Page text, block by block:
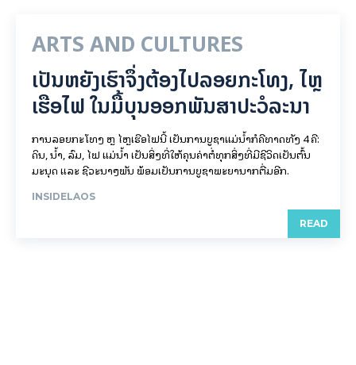
ARTS AND CULTURES
ເປັນ​ຫຍັງ​ເຮົາ​ຈຶ່ງ​ຕ້ອງ​ໄປລອຍ​ກະ​ໂທງ, ໄຫຼ​
ເຮືອ​ໄຟ ໃນ​ມື້​​ບຸນ​ອອກ​ພັນ​ສາ​ປະ​ວໍ​ລະ​ນາ
ການລອຍ​ກະ​ໂທງ ຫຼື ໄຫຼເຮືອໄຟນີ້ ເປັນການບູຊາແມ່ນໍ້າກໍຄືທາດທັງ 4 ຄື:
ດິນ, ນໍ້າ, ລົມ, ໄຟ ແມ່ນໍ້າ ເປັນສິ່ງທີ່ໃຫ້ຄຸນຄ່າຕໍ່ທຸກສິ່ງທີ່ມີຊີວິດເປັນຕົ້ນ
ມະນຸດ ແລະ ຊີວະນາໆພັນ ພ້ອມເປັນການບູຊາພະຍານາກຕື່ມອີກ.
INSIDELAOS
READ